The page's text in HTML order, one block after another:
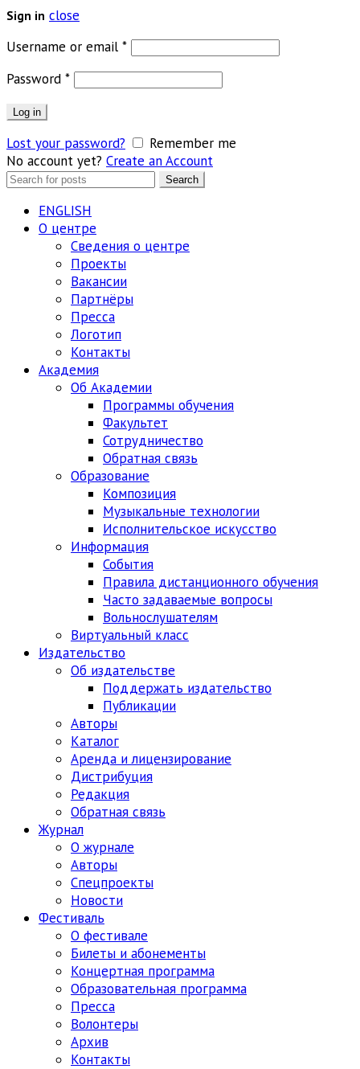
Sign in close
Username or email *Обязательно
Password *Обязательно
Log in
Lost your password?
Remember me
No account yet? Create an Account
Search
Search
ENGLISH
О центре
Сведения о центре
Проекты
Вакансии
Партнёры
Пресса
Логотип
Контакты
Академия
Об Академии
Программы обучения
Факультет
Сотрудничество
Обратная связь
Образование
Композиция
Музыкальные технологии
Исполнительское искусство
Информация
События
Правила дистанционного обучения
Часто задаваемые вопросы
Вольнослушателям
Виртуальный класс
Издательство
Об издательстве
Поддержать издательство
Публикации
Авторы
Каталог
Аренда и лицензирование
Дистрибуция
Редакция
Обратная связь
Журнал
О журнале
Авторы
Спецпроекты
Новости
Фестиваль
О фестивале
Билеты и абонементы
Концертная программа
Образовательная программа
Пресса
Волонтеры
Архив
Контакты